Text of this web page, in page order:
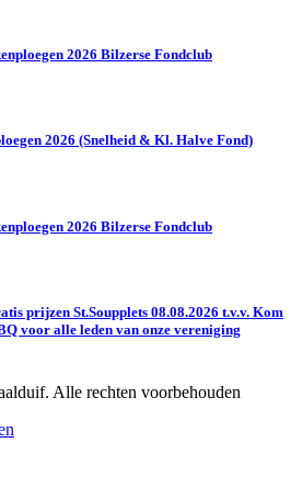
2026 Bilzerse Fondclub
2026 (Snelheid & Kl. Halve Fond)
2026 Bilzerse Fondclub
prijzen St.Soupplets 08.08.2026 t.v.v. Kom
voor alle leden van onze vereniging
Alle rechten voorbehouden